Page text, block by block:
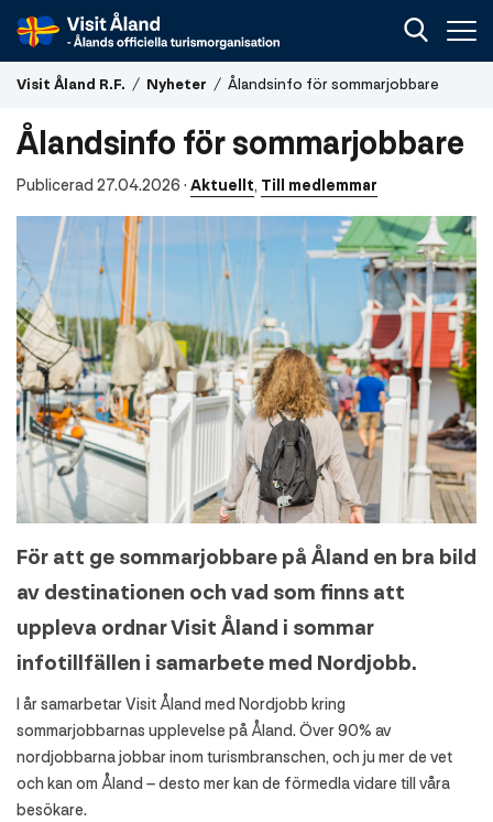
Visit
Åland
Visit Åland R.F. / Nyheter / Ålandsinfo för sommarjobbare
Ålandsinfo för sommarjobbare
Publicerad 27.04.2026 · Aktuellt, Till medlemmar
För att ge sommarjobbare på Åland en bra bild
av destinationen och vad som finns att
uppleva ordnar Visit Åland i sommar
infotillfällen i samarbete med Nordjobb.
I år samarbetar Visit Åland med Nordjobb kring
sommarjobbarnas upplevelse på Åland. Över 90% av
nordjobbarna jobbar inom turismbranschen, och ju mer de vet
och kan om Åland – desto mer kan de förmedla vidare till våra
besökare.